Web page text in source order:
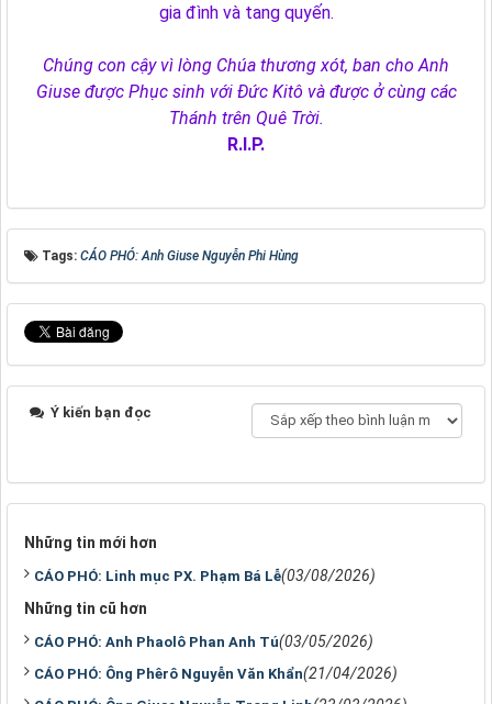
gia đình và tang quyến.
Chúng con cậy vì lòng Chúa thương xót, ban cho Anh
Giuse được Phục sinh với Đức Kitô và được ở cùng các
Thánh trên Quê Trời.
R.I.P.
Tags: CÁO PHÓ: Anh Giuse Nguyễn Phi Hùng
Ý kiến bạn đọc
Những tin mới hơn
CÁO PHÓ: Linh mục PX. Phạm Bá Lễ(03/08/2026)
Những tin cũ hơn
CÁO PHÓ: Anh Phaolô Phan Anh Tú(03/05/2026)
CÁO PHÓ: Ông Phêrô Nguyễn Văn Khẩn(21/04/2026)